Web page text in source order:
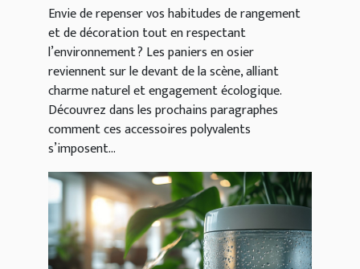
Envie de repenser vos habitudes de rangement
et de décoration tout en respectant
l’environnement ? Les paniers en osier
reviennent sur le devant de la scène, alliant
charme naturel et engagement écologique.
Découvrez dans les prochains paragraphes
comment ces accessoires polyvalents
s’imposent...